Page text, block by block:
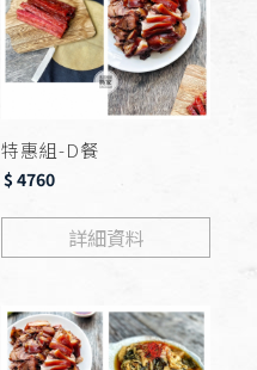
特惠組-D餐
$ 4760
詳細資料